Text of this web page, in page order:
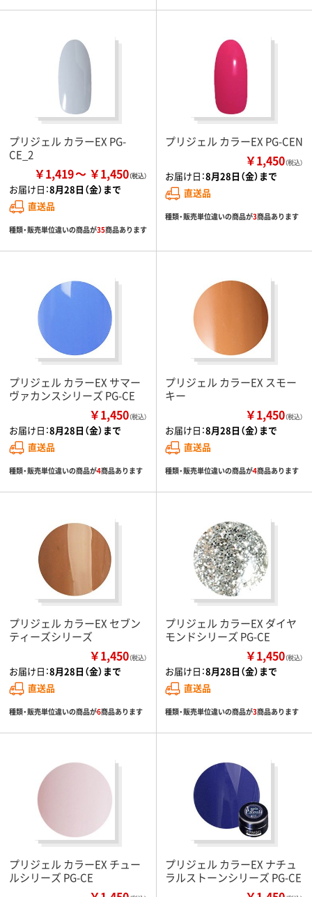
プリジェル カラーEX PG-
CE_2
￥1,419 ￥1,450
お届け日：8月28日（金）まで
直送品
種類・販売単位違いの商品が35商品あります
プリジェル カラーEX PG-CEN
￥1,450（税込）
お届け日：8月28日（金）まで
直送品
種類・販売単位違いの商品が3商品あります
プリジェル カラーEX サマー
ヴァカンスシリーズ PG-CE
￥1,450（税込）
お届け日：8月28日（金）まで
直送品
種類・販売単位違いの商品が4商品あります
プリジェル カラーEX スモー
キー
￥1,450（税込）
お届け日：8月28日（金）まで
直送品
種類・販売単位違いの商品が4商品あります
プリジェル カラーEX セブン
ティーズシリーズ
￥1,450（税込）
お届け日：8月28日（金）まで
直送品
種類・販売単位違いの商品が6商品あります
プリジェル カラーEX ダイヤ
モンドシリーズ PG-CE
￥1,450（税込）
お届け日：8月28日（金）まで
直送品
種類・販売単位違いの商品が3商品あります
プリジェル カラーEX チュー
ルシリーズ PG-CE
プリジェル カラーEX ナチュ
ラルストーンシリーズ PG-CE